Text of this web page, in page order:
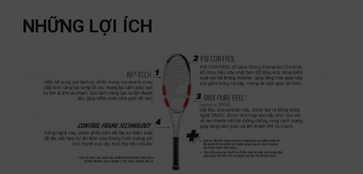
NHỮNG LỢI ÍCH